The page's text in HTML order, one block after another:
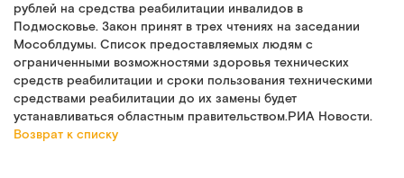
рублей на средства реабилитации инвалидов в
Подмосковье. Закон принят в трех чтениях на заседании
Мособлдумы. Список предоставляемых людям с
ограниченными возможностями здоровья технических
средств реабилитации и сроки пользования техническими
средствами реабилитации до их замены будет
устанавливаться областным правительством.РИА Новости.
Возврат к списку